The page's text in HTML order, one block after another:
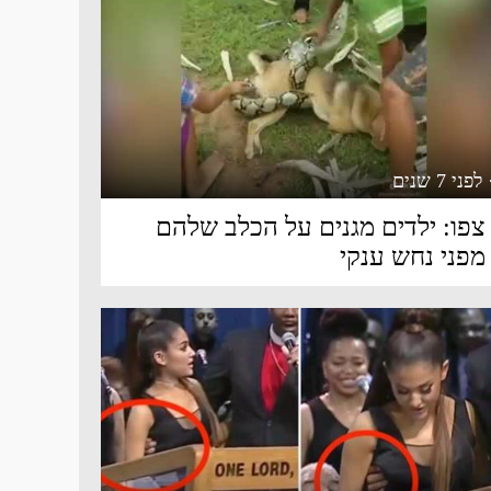
7 שנים
צפו: ילדים מגנים על הכלב שלהם
מפני נחש ענקי